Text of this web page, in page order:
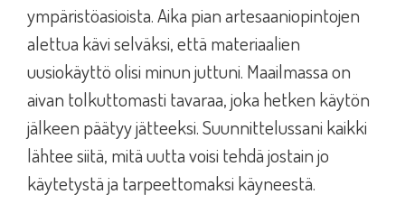
ympäristöasioista. Aika pian artesaaniopintojen
alettua kävi selväksi, että materiaalien
uusiokäyttö olisi minun juttuni. Maailmassa on
aivan tolkuttomasti tavaraa, joka hetken käytön
jälkeen päätyy jätteeksi. Suunnittelussani kaikki
lähtee siitä, mitä uutta voisi tehdä jostain jo
käytetystä ja tarpeettomaksi käyneestä.